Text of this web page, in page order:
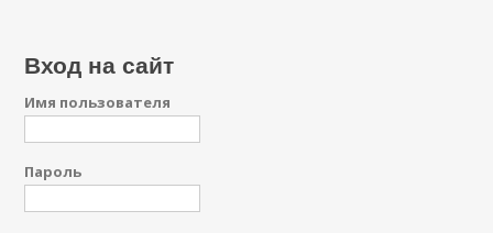
Вход на сайт
Имя пользователя
Пароль